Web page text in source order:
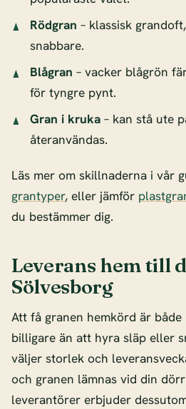
Rödgran – klassisk
snabbare.
Blågran – vacker blågrön
för tyngre pynt.
Gran i kruka– kan stå ute
återanvändas.
Läs mer om skillnaderna i vår
grantyper, eller jämför
du bestämmer dig.
Leverans hem till
Sölvesborg
Att få granen hemkörd är
billigare än att hyra släp eller
väljer storlek och
och granen lämnas vid din
leverantörer erbjuder